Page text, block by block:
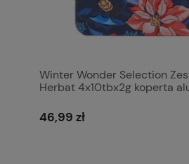
Winter Wonder Selection
Herbat 4x10tbx2g koperta
46,99 zł